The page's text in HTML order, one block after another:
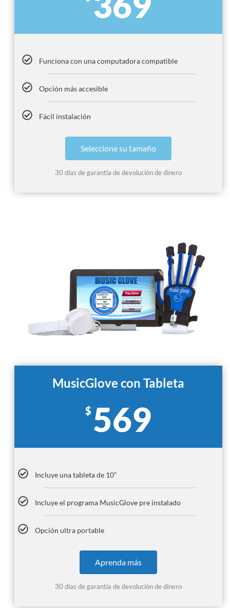
Funciona con una computadora compatible
Opción más accesible
Fácil instalación
Seleccione su tamaño
30 días de garantía de devolución de dinero
MusicGlove con Tableta
$ 569
Incluye una tableta de 10”
Incluye el programa MusicGlove pre instalado
Opción ultra portable
Aprenda más
30 días de garantía de devolución de dinero